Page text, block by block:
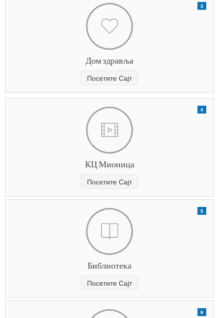
3
Дом здравља
Посетите Сајт
4
КЦ Мионица
Посетите Сајт
5
Библиотека
Посетите Сајт
6